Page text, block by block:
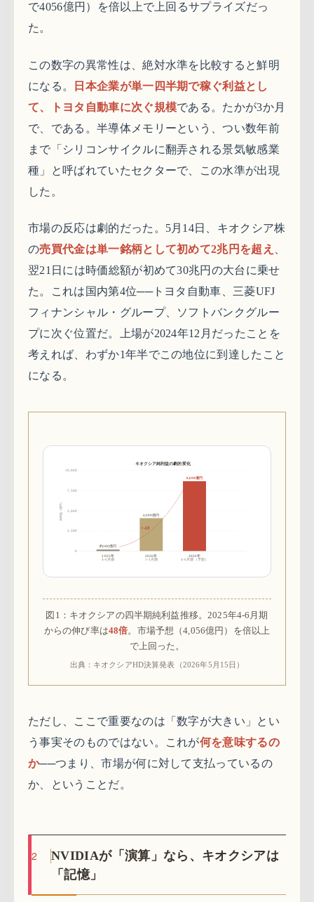
で4056億円）を倍以上で上回るサプライズだっ
た。
この数字の異常性は、絶対水準を比較すると鮮明
になる。
日本企業が単一四半期で稼ぐ利益とし
て、トヨタ自動車に次ぐ規模である。たかが3か月
で、である。半導体メモリーという、つい数年前
まで「シリコンサイクルに翻弄される景気敏感業
種」と呼ばれていたセクターで、この水準が出現
した。
市場の反応は劇的だった。5月14日、キオクシア株
の売買代金は単一銘柄として初めて2兆円を超え
翌21日には時価総額が初めて30兆円の大台に乗せ
た。これは国内第4位──トヨタ自動車、三菱UFJ
フィナンシャル・グループ、ソフトバンクグルー
プに次ぐ位置だ。上場が2024年12月だったことを
考えれば、わずか1年半でこの地位に到達したこと
になる。
0
2,500
5,000
7,500
10,000
純利益（億円）
2025年
4-6月期
約180億円
2026年
1-3月期
4,099億円
2026年
4-6月期（予想）
8,690億円
×48
キオクシア純利益の劇的変化
図1：キオクシアの四半期純利益推移。2025年4-6月期
からの伸び率は48倍。市場予想（4,056億円）を倍以上
で上回った。
出典：キオクシアHD決算発表（2026年5月15日）
ただし、ここで重要なのは「数字が大きい」とい
う事実そのものではない。これが何を意味するの
か──つまり、市場が何に対して支払っているの
か、ということだ。
2
NVIDIAが「演算」なら、キオクシアは
「記憶」